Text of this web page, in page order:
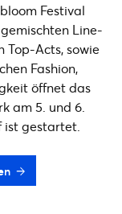
Festival
Line-
Top-Acts, sowie
Fashion,
öffnet das
am 5. und 6.
ist gestartet.